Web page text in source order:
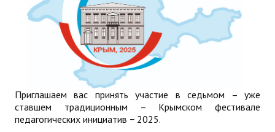
В ПОМОЩЬ УЧИТЕЛЮ
Организация УВП
Карта ГИА РК
Советуем прочитать
Приглашаем вас принять участие в седьмом – уже
ставшем традиционным – Крымском фестивале
педагогических инициатив − 2025.